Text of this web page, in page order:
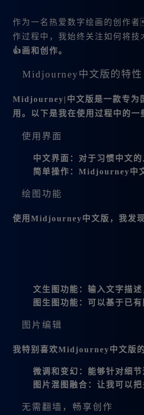
作为一名热爱数字绘画的创作
作过程中，我始终关注如何将技
👍画和创作。
Midjourney中文版的特性
Midjourney|中文版是一款专为
用。以下是我在使用过程中的一
使用界面
中文界面 ：对于习惯中文
简单操作 ：Midjourney中
绘图功能
使用Midjourney中文版，我发
文生图功能 ：输入文字描
图生图功能 ：可以基于已
图片编辑
我特别喜欢Midjourney中文版
微调和变幻 ：能够针对细
图片混图融合 ：让我可以
无需翻墙，畅享创作